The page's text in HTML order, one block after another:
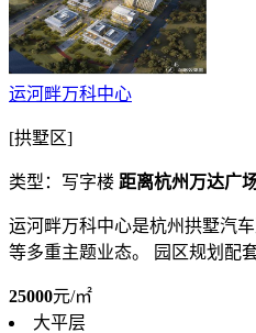
运河畔万科中心
[拱墅区]
类型：写字楼 距离杭州万达广
运河畔万科中心是杭州拱墅汽
等多重主题业态。 园区规划配
25000元/㎡
大平层